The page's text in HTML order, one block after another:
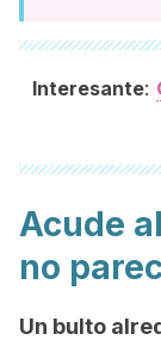
Interesante:
Acude
no
Un bulto